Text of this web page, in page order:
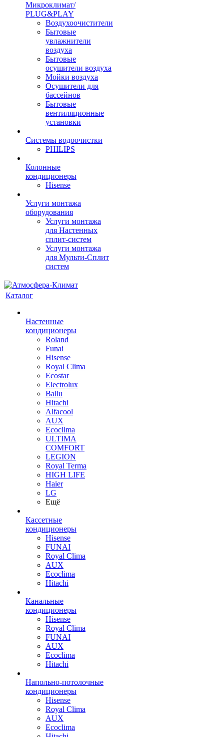
Микроклимат/
PLUG&PLAY
Воздухоочистители
Бытовые
увлажнители
воздуха
Бытовые
осушители воздуха
Мойки воздуха
Осушители для
бассейнов
Бытовые
вентиляционные
установки
Системы водоочистки
PHILIPS
Колонные
кондиционеры
Hisense
Услуги монтажа
оборудования
Услуги монтажа
для Настенных
сплит-систем
Услуги монтажа
для Мульти-Сплит
систем
Каталог
Настенные
кондиционеры
Roland
Funai
Hisense
Royal Clima
Ecostar
Electrolux
Ballu
Hitachi
Alfacool
AUX
Ecoclima
ULTIMA
COMFORT
LEGION
Royal Terma
HIGH LIFE
Haier
LG
Ещё
Кассетные
кондиционеры
Hisense
FUNAI
Royal Clima
AUX
Ecoclima
Hitachi
Канальные
кондиционеры
Hisense
Royal Clima
FUNAI
AUX
Ecoclima
Hitachi
Напольно-потолочные
кондиционеры
Hisense
Royal Clima
AUX
Ecoclima